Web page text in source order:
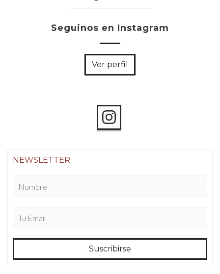
Seguinos en Instagram
Ver perfil
NEWSLETTER